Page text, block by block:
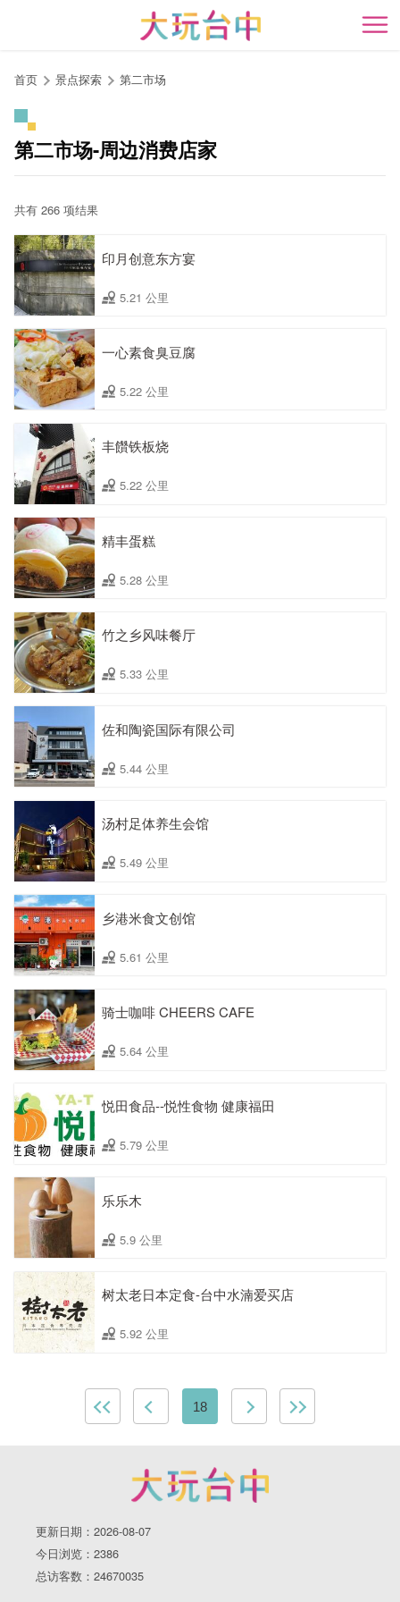
开
首页 景点探索 第二市场
第二市场-周边消费店家
共有 266 项结果
印月创意东方宴
5.21 公里
一心素食臭豆腐
5.22 公里
丰饡铁板烧
5.22 公里
精丰蛋糕
5.28 公里
竹之乡风味餐厅
5.33 公里
佐和陶瓷国际有限公司
5.44 公里
汤村足体养生会馆
5.49 公里
乡港米食文创馆
5.61 公里
骑士咖啡 CHEERS CAFE
5.64 公里
悦田食品--悦性食物 健康福田
5.79 公里
乐乐木
5.9 公里
树太老日本定食-台中水湳爱买店
5.92 公里
18
更新日期：2026-08-07
今日浏览：2386
总访客数：24670035